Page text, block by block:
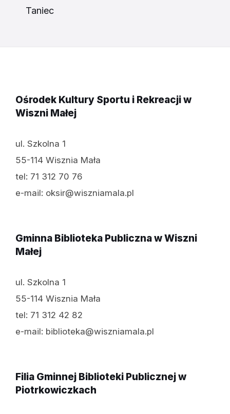
Taniec
Ośrodek Kultury Sportu i Rekreacji w
Wiszni Małej
ul. Szkolna 1
55-114 Wisznia Mała
tel: 71 312 70 76
e-mail: oksir@wiszniamala.pl
Gminna Biblioteka Publiczna w Wiszni
Małej
ul. Szkolna 1
55-114 Wisznia Mała
tel: 71 312 42 82
e-mail: biblioteka@wiszniamala.pl
Filia Gminnej Biblioteki Publicznej w
Piotrkowiczkach